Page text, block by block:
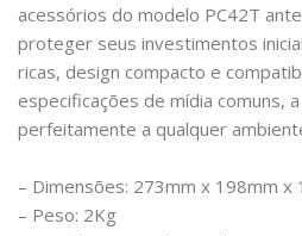
acessórios do modelo PC42T
proteger seus investimentos
ricas, design compacto e
especificações de mídia comuns,
perfeitamente a qualquer
– Dimensões: 273mm x 198mm x
– Peso: 2Kg